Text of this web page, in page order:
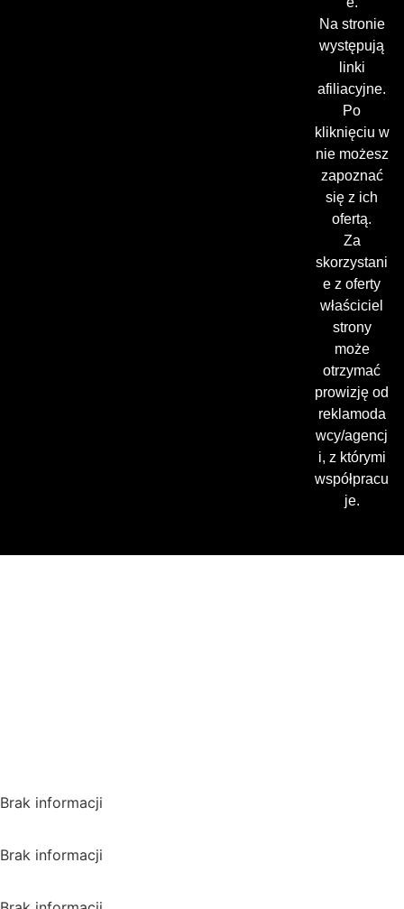
Na stronie
występują
linki
afiliacyjne.
Po
kliknięciu w
nie możesz
zapoznać
się z ich
ofertą.
Za
skorzystani
e z oferty
właściciel
strony
może
otrzymać
prowizję od
reklamoda
wcy/agencj
i, z którymi
współpracu
je.
Brak informacji
Brak informacji